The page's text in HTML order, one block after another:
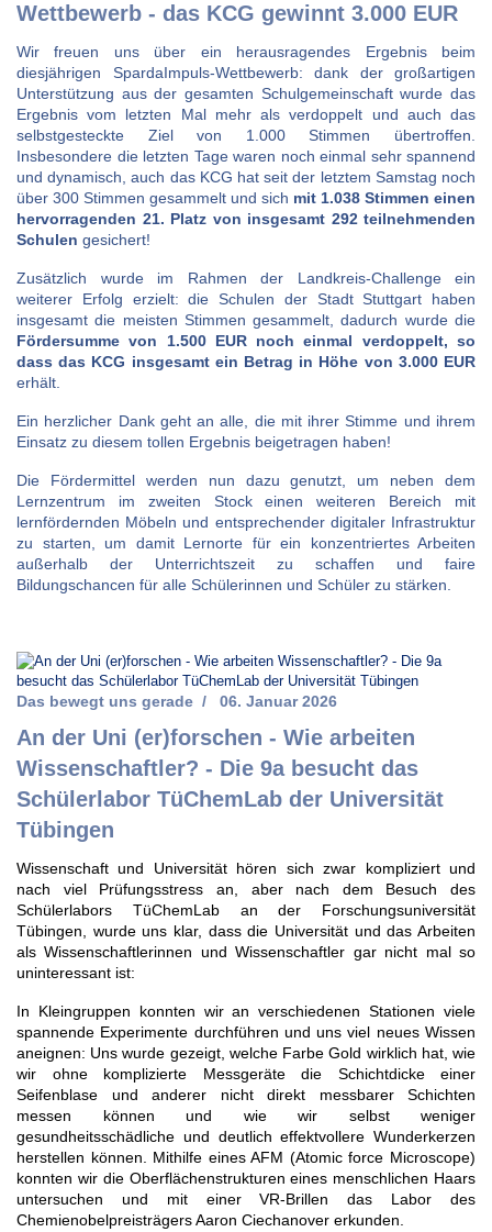
Wettbewerb - das KCG gewinnt 3.000 EUR
Wir freuen uns über ein herausragendes Ergebnis beim
diesjährigen SpardaImpuls-Wettbewerb: dank der großartigen
Unterstützung aus der gesamten Schulgemeinschaft wurde das
Ergebnis vom letzten Mal mehr als verdoppelt und auch das
selbstgesteckte Ziel von 1.000 Stimmen übertroffen.
Insbesondere die letzten Tage waren noch einmal sehr spannend
und dynamisch, auch das KCG hat seit der letztem Samstag noch
über 300 Stimmen gesammelt und sich mit 1.038 Stimmen einen
hervorragenden 21. Platz von insgesamt 292 teilnehmenden
Schulen gesichert!
Zusätzlich wurde im Rahmen der Landkreis-Challenge ein
weiterer Erfolg erzielt: die Schulen der Stadt Stuttgart haben
insgesamt die meisten Stimmen gesammelt, dadurch wurde die
Fördersumme von 1.500 EUR noch einmal verdoppelt, so
dass das KCG insgesamt ein Betrag in Höhe von 3.000 EUR
erhält.
Ein herzlicher Dank geht an alle, die mit ihrer Stimme und ihrem
Einsatz zu diesem tollen Ergebnis beigetragen haben!
Die Fördermittel werden nun dazu genutzt, um neben dem
Lernzentrum im zweiten Stock einen weiteren Bereich mit
lernfördernden Möbeln und entsprechender digitaler Infrastruktur
zu starten, um damit Lernorte für ein konzentriertes Arbeiten
außerhalb der Unterrichtszeit zu schaffen und faire
Bildungschancen für alle Schülerinnen und Schüler zu stärken.
An der Uni (er)forschen - Wie arbeiten
Wissenschaftler? - Die 9a besucht das
Schülerlabor TüChemLab der Universität
Tübingen
Das bewegt uns gerade 06. Januar 2026
Wissenschaft und Universität hören sich zwar kompliziert und
nach viel Prüfungsstress an, aber nach dem Besuch des
Schülerlabors TüChemLab an der Forschungsuniversität
Tübingen, wurde uns klar, dass die Universität und das Arbeiten
als Wissenschaftlerinnen und Wissenschaftler gar nicht mal so
uninteressant ist:
In Kleingruppen konnten wir an verschiedenen Stationen viele
spannende Experimente durchführen und uns viel neues Wissen
aneignen: Uns wurde gezeigt, welche Farbe Gold wirklich hat, wie
wir ohne komplizierte Messgeräte die Schichtdicke einer
Seifenblase und anderer nicht direkt messbarer Schichten
messen können und wie wir selbst weniger
gesundheitsschädliche und deutlich effektvollere Wunderkerzen
herstellen können. Mithilfe eines AFM (Atomic force Microscope)
konnten wir die Oberflächenstrukturen eines menschlichen Haars
untersuchen und mit einer VR-Brillen das Labor des
Chemienobelpreisträgers Aaron Ciechanover erkunden.